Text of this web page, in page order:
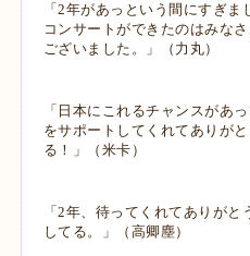
「2年があっという間にすぎ
コンサートができたのはみな
ございました。」（力丸）
「日本にこれるチャンスがあ
をサポートしてくれてありが
る！」（米卡）
「2年、待ってくれてありが
してる。」（高卿塵）